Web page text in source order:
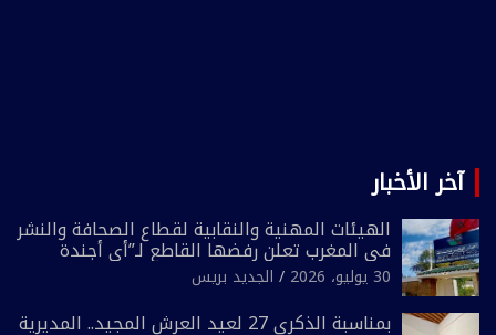
آخر الأخبار
الهيئات المهنية والنقابية لقطاع الصحافة والنشر
في المغرب تعلن رفضها القاطع لـ”أي أجندة
انتخابية مُعدة على مقاس سياسي ومصلحي
ضيق”
30 يوليو، 2026 الجديد بريس
بمناسبة الذكرى 27 لعيد العرش المجيد.. المديرية